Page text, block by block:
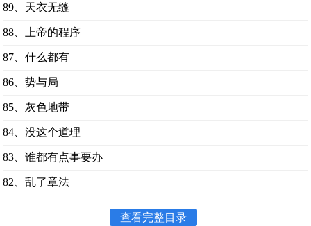
89、天衣无缝
88、上帝的程序
87、什么都有
86、势与局
85、灰色地带
84、没这个道理
83、谁都有点事要办
82、乱了章法
查看完整目录